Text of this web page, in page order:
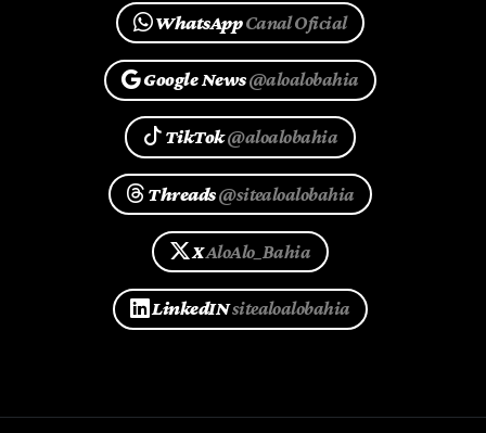
WhatsAppCanal Oficial
Google News@aloalobahia
TikTok@aloalobahia
Threads@sitealoalobahia
XAloAlo_Bahia
LinkedINsitealoalobahia